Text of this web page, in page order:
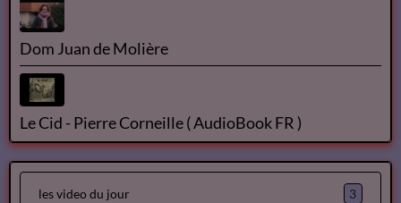
Dom Juan de Molière
Le Cid - Pierre Corneille ( AudioBook FR )
les video du jour 3